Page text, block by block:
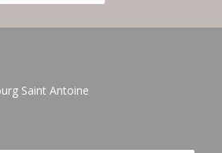
Saint Antoine